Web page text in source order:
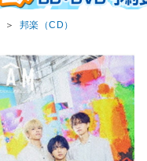
＞ 邦楽（CD）